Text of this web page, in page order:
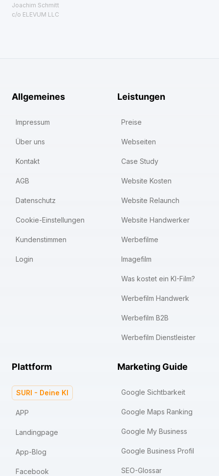
Joachim Schmitt
c/o ELEVUM LLC
Allgemeines
Impressum
Über uns
Kontakt
AGB
Datenschutz
Cookie-Einstellungen
Kundenstimmen
Login
Leistungen
Preise
Webseiten
Case Study
Website Kosten
Website Relaunch
Website Handwerker
Werbefilme
Imagefilm
Was kostet ein KI-Film?
Werbefilm Handwerk
Werbefilm B2B
Werbefilm Dienstleister
Plattform
SURI - Deine KI
APP
Landingpage
App-Blog
Facebook
Marketing Guide
Google Sichtbarkeit
Google Maps Ranking
Google My Business
Google Business Profil
SEO-Glossar